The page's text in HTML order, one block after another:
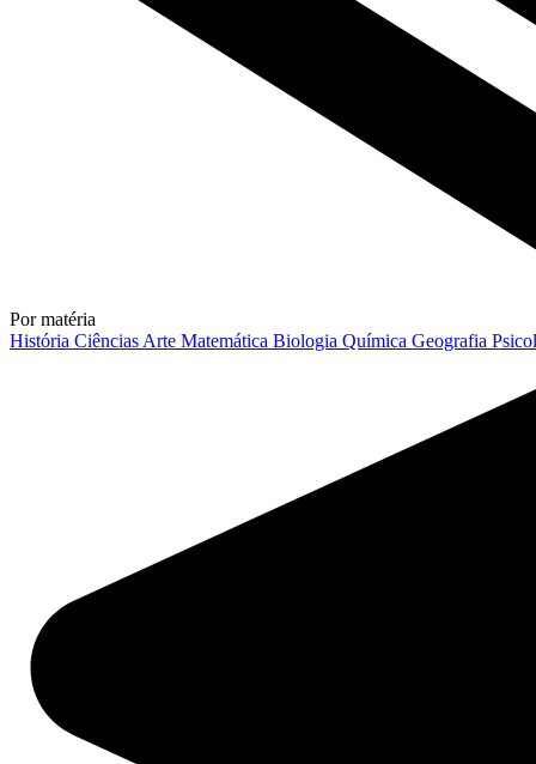
Por matéria
História Ciências Arte Matemática Biologia Química Geografia